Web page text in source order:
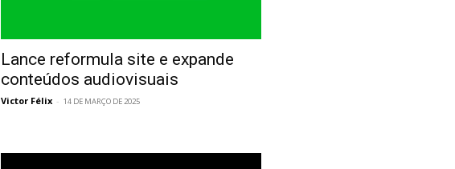
Lance reformula site e expande
conteúdos audiovisuais
Victor Félix - 14 DE MARÇO DE 2025